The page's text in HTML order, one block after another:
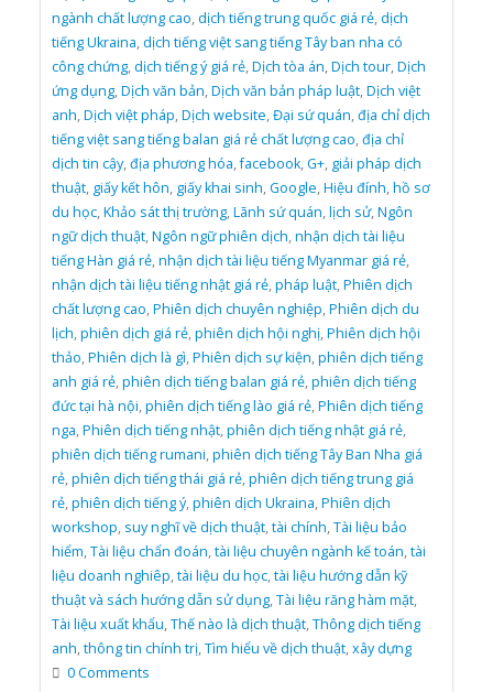
ngành chất lượng cao,dịch tiếng trung quốc giá rẻ,dịch
tiếng Ukraina,dịch tiếng việt sang tiếng Tây ban nha có
công chứng,dịch tiếng ý giá rẻ,Dịch tòa án,Dịch tour,Dịch
ứng dụng,Dịch văn bản,Dịch văn bản pháp luật,Dịch việt
anh,Dịch việt pháp,Dịch website,Đại sứ quán,địa chỉ dịch
tiếng việt sang tiếng balan giá rẻ chất lượng cao,địa chỉ
dịch tin cậy,địa phương hóa,facebook,G+, giải pháp dịch
thuật, giấy kết hôn, giấy khai sinh,Google,Hiệu đính,hồ sơ
du học,Khảo sát thị trường,Lãnh sứ quán,lịch sử,Ngôn
ngữ dịch thuật,Ngôn ngữ phiên dịch,nhận dịch tài liệu
tiếng Hàn giá rẻ,nhận dịch tài liệu tiếng Myanmar giá rẻ,
nhận dịch tài liệu tiếng nhật giá rẻ,pháp luật,Phiên dịch
chất lượng cao,Phiên dịch chuyên nghiệp,Phiên dịch du
lịch,phiên dịch giá rẻ,phiên dịch hội nghị,Phiên dịch hội
thảo,Phiên dịch là gì,Phiên dịch sự kiện,phiên dịch tiếng
anh giá rẻ,phiên dịch tiếng balan giá rẻ,phiên dịch tiếng
đức tại hà nội,phiên dịch tiếng lào giá rẻ,Phiên dịch tiếng
nga,Phiên dịch tiếng nhật,phiên dịch tiếng nhật giá rẻ,
phiên dịch tiếng rumani,phiên dịch tiếng Tây Ban Nha giá
rẻ,phiên dịch tiếng thái giá rẻ,phiên dịch tiếng trung giá
rẻ,phiên dịch tiếng ý,phiên dịch Ukraina,Phiên dịch
workshop, suy nghĩ về dịch thuật,tài chính,Tài liệu bảo
hiểm,Tài liệu chẩn đoán,tài liệu chuyên ngành kế toán,tài
liệu doanh nghiêp,tài liệu du học,tài liệu hướng dẫn kỹ
thuật và sách hướng dẫn sử dụng,Tài liệu răng hàm mặt,
Tài liệu xuất khẩu,Thế nào là dịch thuật,Thông dịch tiếng
anh,thông tin chính trị,Tìm hiểu về dịch thuật,xây dựng
0 Comments